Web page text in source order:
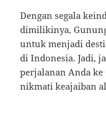
Dengan segala
dimilikinya,
untuk menjadi
di Indonesia. Jadi,
perjalanan Anda
nikmati keajaiban